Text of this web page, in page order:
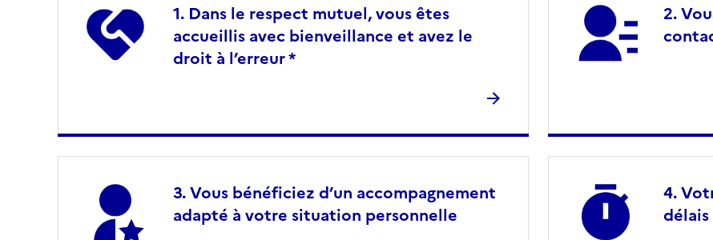
Dans le respect mutuel, vous êtes
accueillis avec bienveillance et avez le
droit à l’erreur *
Vous bénéficiez d’un accompagnement
adapté à votre situation personnelle